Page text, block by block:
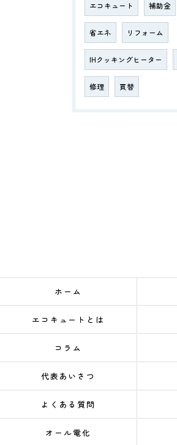
エコキュート 補助金
省エネ リフォーム
IHクッキングヒーター
修理 買替
ホーム
エコキュートとは
コラム
代表あいさつ
よくある質問
オール電化